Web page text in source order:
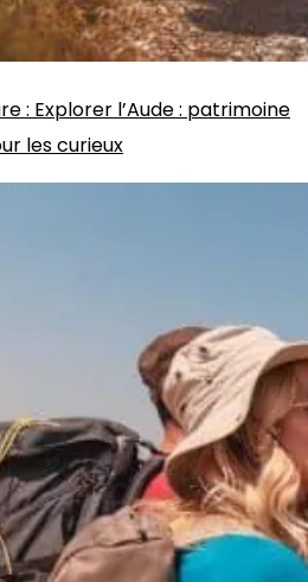
: Explorer l’Aude : patrimoine
les curieux